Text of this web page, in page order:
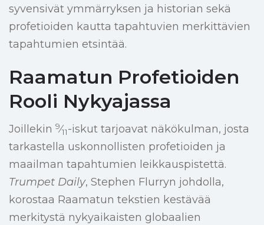
syvensivät ymmärryksen ja historian sekä
profetioiden kautta tapahtuvien merkittävien
tapahtumien etsintää.
Raamatun Profetioiden
Rooli Nykyajassa
Joillekin 9⁄11-iskut tarjoavat näkökulman, josta
tarkastella uskonnollisten profetioiden ja
maailman tapahtumien leikkauspistettä.
Trumpet Daily, Stephen Flurryn johdolla,
korostaa Raamatun tekstien kestävää
merkitystä nykyaikaisten globaalien